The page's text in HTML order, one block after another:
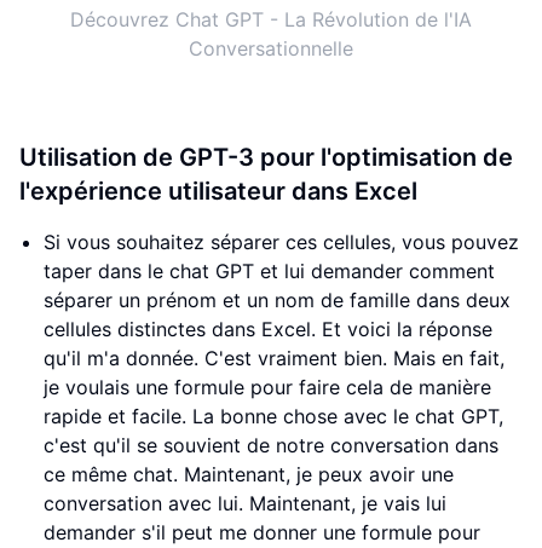
Découvrez Chat GPT - La Révolution de l'IA
Conversationnelle
Utilisation de GPT-3 pour l'optimisation de
l'expérience utilisateur dans Excel
Si vous souhaitez séparer ces cellules, vous pouvez
taper dans le chat GPT et lui demander comment
séparer un prénom et un nom de famille dans deux
cellules distinctes dans Excel. Et voici la réponse
qu'il m'a donnée. C'est vraiment bien. Mais en fait,
je voulais une formule pour faire cela de manière
rapide et facile. La bonne chose avec le chat GPT,
c'est qu'il se souvient de notre conversation dans
ce même chat. Maintenant, je peux avoir une
conversation avec lui. Maintenant, je vais lui
demander s'il peut me donner une formule pour